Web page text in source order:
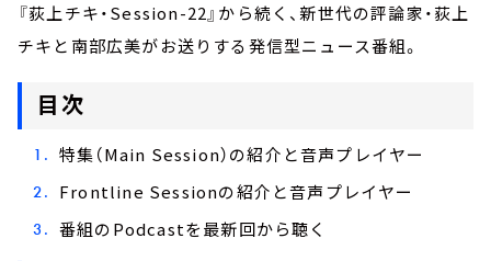
『荻上チキ・Session-22』から続く、新世代の評論家・荻上
チキと南部広美がお送りする発信型ニュース番組。
目次
特集（Main Session）の紹介と音声プレイヤー
Frontline Sessionの紹介と音声プレイヤー
番組のPodcastを最新回から聴く